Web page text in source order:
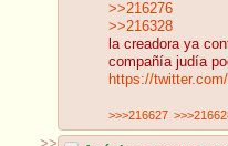
>>216276
>>216328
la creadora ya
compañía judía
https://
>>>216627